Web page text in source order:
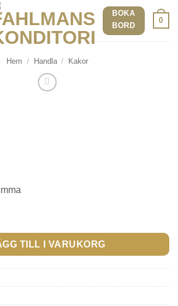
BOKA
BORD
0
Hem / Handla / Kakor
TILL I VARUKORG